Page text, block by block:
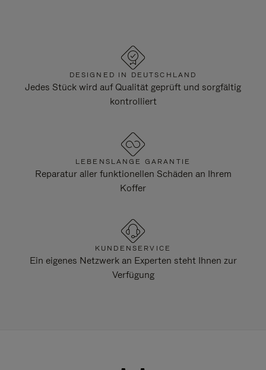
DESIGNED IN DEUTSCHLAND
Jedes Stück wird auf Qualität geprüft und sorgfältig
kontrolliert
LEBENSLANGE GARANTIE
Reparatur aller funktionellen Schäden an Ihrem
Koffer
KUNDENSERVICE
Ein eigenes Netzwerk an Experten steht Ihnen zur
Verfügung